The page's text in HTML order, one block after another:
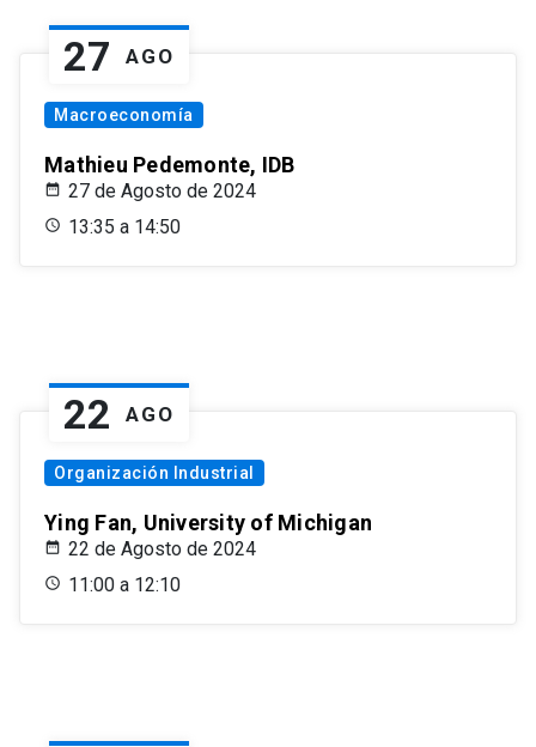
27 AGO
Macroeconomía
Mathieu Pedemonte, IDB
27 de Agosto de 2024
13:35 a 14:50
22 AGO
Organización Industrial
Ying Fan, University of Michigan
22 de Agosto de 2024
11:00 a 12:10